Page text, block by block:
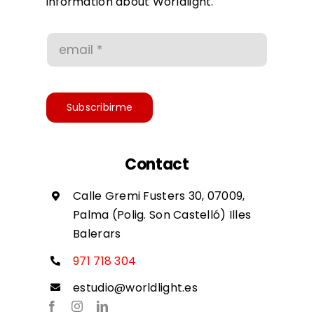
Subscribirme
Contact
Calle Gremi Fusters 30, 07009,
Palma (Polig. Son Castelló) Illes
Balerars
971 718 304
estudio@worldlight.es